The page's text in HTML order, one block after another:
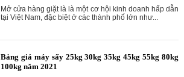
Mở cửa hàng giặt là là một cơ hội kinh doanh hấp dẫn
tại Việt Nam, đặc biệt ở các thành phố lớn như...
Bảng giá máy sấy 25kg 30kg 35kg 45kg 55kg 80kg
100kg năm 2021